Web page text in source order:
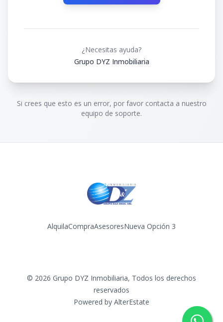
¿Necesitas ayuda?
Grupo DYZ Inmobiliaria
Si crees que esto es un error, por favor contacta a nuestro
equipo de soporte.
AlquilaCompraAsesoresNueva Opción 3
© 2026 Grupo DYZ Inmobiliaria, Todos los derechos
reservados
Powered by AlterEstate